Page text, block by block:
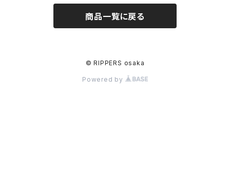
商品一覧に戻る
© RIPPERS osaka
Powered by